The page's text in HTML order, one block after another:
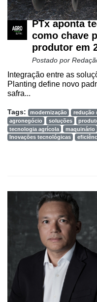
PTx aponta
como chave
produtor em
Postado por
Integração entre as
Planting define novo
safra...
Tags: modernização redução
agronegócio
soluções
tecnologia agrícola
maquinário
Inovações tecnológicas